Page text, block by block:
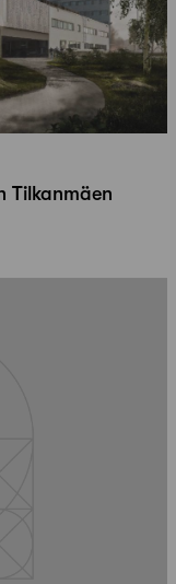
Tilkanmäen